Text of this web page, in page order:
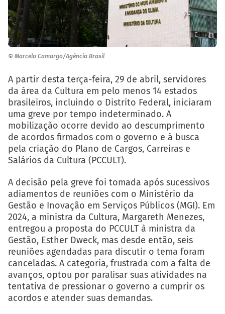
© Marcelo Camargo/Agência Brasil
A partir desta terça-feira, 29 de abril, servidores
da área da Cultura em pelo menos 14 estados
brasileiros, incluindo o Distrito Federal, iniciaram
uma greve por tempo indeterminado. A
mobilização ocorre devido ao descumprimento
de acordos firmados com o governo e à busca
pela criação do Plano de Cargos, Carreiras e
Salários da Cultura (PCCULT).
A decisão pela greve foi tomada após sucessivos
adiamentos de reuniões com o Ministério da
Gestão e Inovação em Serviços Públicos (MGI). Em
2024, a ministra da Cultura, Margareth Menezes,
entregou a proposta do PCCULT à ministra da
Gestão, Esther Dweck, mas desde então, seis
reuniões agendadas para discutir o tema foram
canceladas. A categoria, frustrada com a falta de
avanços, optou por paralisar suas atividades na
tentativa de pressionar o governo a cumprir os
acordos e atender suas demandas.